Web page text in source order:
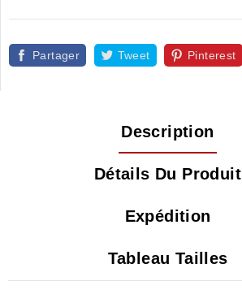
Partager Tweet Pinterest
Description
Détails Du Produit
Expédition
Tableau Tailles